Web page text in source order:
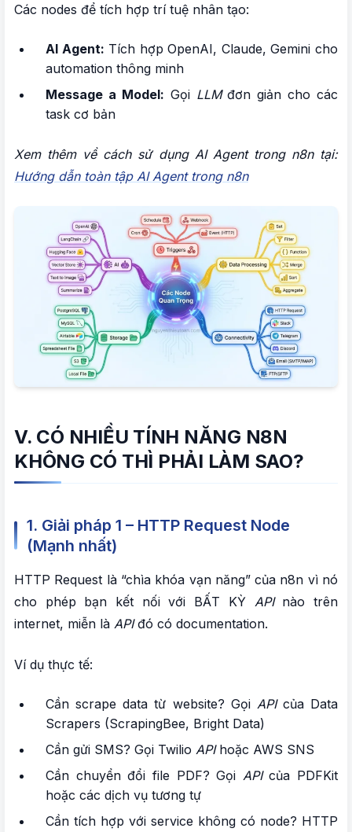
Các nodes để tích hợp trí tuệ nhân tạo:
AI Agent: Tích hợp OpenAI, Claude, Gemini cho
automation thông minh
Message a Model: Gọi LLMđơn giản cho các
task cơ bản
Xem thêm về cách sử dụng AI Agent trong n8n tại:
Hướng dẫn toàn tập AI Agent trong n8n
V. CÓ NHIỀU TÍNH NĂNG N8N
KHÔNG CÓ THÌ PHẢI LÀM SAO?
1. Giải pháp 1 – HTTP Request Node
(Mạnh nhất)
HTTP Request là “chìa khóa vạn năng” của n8n vì nó
cho phép bạn kết nối với BẤT KỲ APInào trên
internet, miễn là APIđó có documentation.
Ví dụ thực tế:
Cần scrape data từ website? Gọi APIcủa Data
Scrapers (ScrapingBee, Bright Data)
Cần gửi SMS? Gọi Twilio APIhoặc AWS SNS
Cần chuyển đổi file PDF? Gọi APIcủa PDFKit
hoặc các dịch vụ tương tự
Cần tích hợp với service không có node? HTTP